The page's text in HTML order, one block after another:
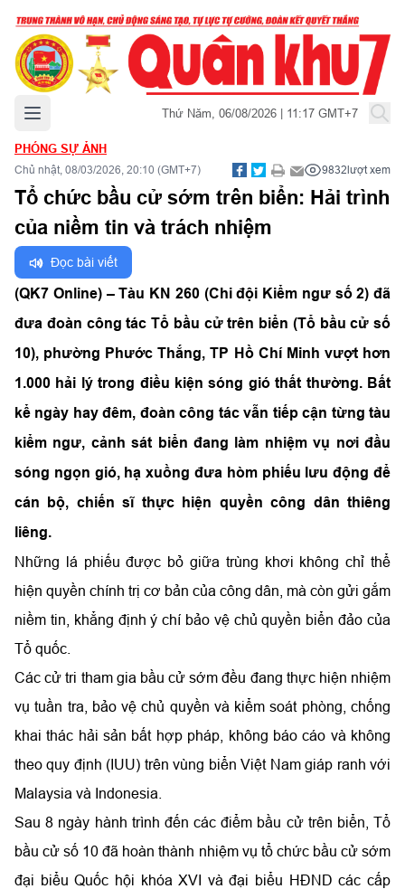
Mở menu chính Thứ Năm, 06/08/2026 | 11:17 GMT+7
PHÓNG SỰ ẢNH
Chủ nhật, 08/03/2026, 20:10 (GMT+7) 9832lượt xem
Tổ chức bầu cử sớm trên biển: Hải trình
của niềm tin và trách nhiệm
Đọc bài viết
(QK7 Online) – Tàu KN 260 (Chi đội Kiểm ngư số 2) đã
đưa đoàn công tác Tổ bầu cử trên biển (Tổ bầu cử số
10), phường Phước Thắng, TP Hồ Chí Minh vượt hơn
1.000 hải lý trong điều kiện sóng gió thất thường. Bất
kể ngày hay đêm, đoàn công tác vẫn tiếp cận từng tàu
kiểm ngư, cảnh sát biển đang làm nhiệm vụ nơi đầu
sóng ngọn gió, hạ xuồng đưa hòm phiếu lưu động để
cán bộ, chiến sĩ thực hiện quyền công dân thiêng
liêng.
Những lá phiếu được bỏ giữa trùng khơi không chỉ thể
hiện quyền chính trị cơ bản của công dân, mà còn gửi gắm
niềm tin, khẳng định ý chí bảo vệ chủ quyền biển đảo của
Tổ quốc.
Các cử tri tham gia bầu cử sớm đều đang thực hiện nhiệm
vụ tuần tra, bảo vệ chủ quyền và kiểm soát phòng, chống
khai thác hải sản bất hợp pháp, không báo cáo và không
theo quy định (IUU) trên vùng biển Việt Nam giáp ranh với
Malaysia và Indonesia.
Sau 8 ngày hành trình đến các điểm bầu cử trên biển, Tổ
bầu cử số 10 đã hoàn thành nhiệm vụ tổ chức bầu cử sớm
đại biểu Quốc hội khóa XVI và đại biểu HĐND các cấp